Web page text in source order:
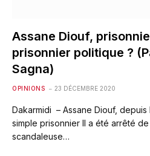
Assane Diouf,
prisonnier politique ?
Sagna)
OPINIONS 23 DÉCEMBRE 2020
Dakarmidi – Assane Diouf, depuis
simple prisonnier Il a été arrêté
scandaleuse…